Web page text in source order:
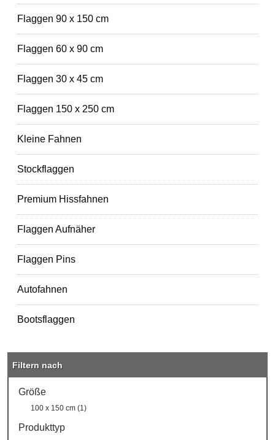
Flaggen 90 x 150 cm
Flaggen 60 x 90 cm
Flaggen 30 x 45 cm
Flaggen 150 x 250 cm
Kleine Fahnen
Stockflaggen
Premium Hissfahnen
Flaggen Aufnäher
Flaggen Pins
Autofahnen
Bootsflaggen
Filtern nach
Größe
100 x 150 cm (1)
Produkttyp